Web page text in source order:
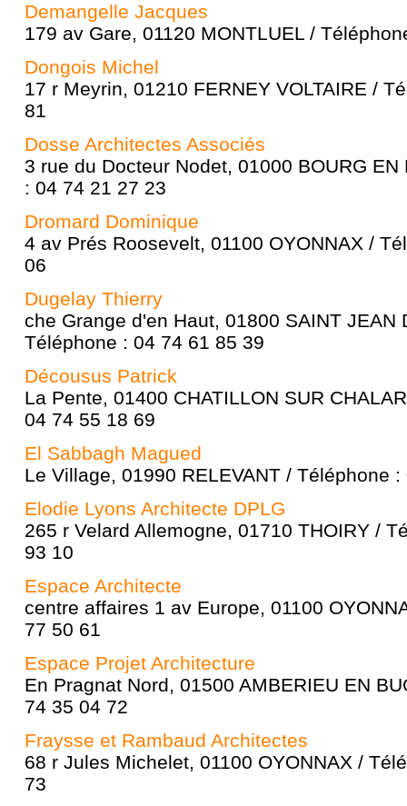
Demangelle Jacques
179 av Gare, 01120 MONTLUEL /
Dongois Michel
17 r Meyrin, 01210 FERNEY VOLTAIRE /
81
Dosse Architectes Associés
3 rue du Docteur Nodet, 01000 BOURG
: 04 74 21 27 23
Dromard Dominique
4 av Prés Roosevelt, 01100 OYONNAX /
06
Dugelay Thierry
che Grange d'en Haut, 01800 SAINT JEAN
Téléphone : 04 74 61 85 39
Décousus Patrick
La Pente, 01400 CHATILLON SUR
04 74 55 18 69
El Sabbagh Magued
Le Village, 01990 RELEVANT / Téléphone
Elodie Lyons Architecte DPLG
265 r Velard Allemogne, 01710 THOIRY /
93 10
Espace Architecte
centre affaires 1 av Europe, 01100
77 50 61
Espace Projet Architecture
En Pragnat Nord, 01500 AMBERIEU EN
74 35 04 72
Fraysse et Rambaud Architectes
68 r Jules Michelet, 01100 OYONNAX /
73